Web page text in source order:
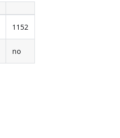
1152
no